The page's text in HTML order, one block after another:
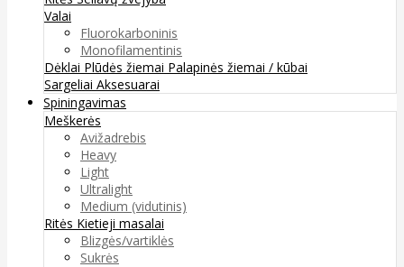
Valai
Fluorokarboninis
Monofilamentinis
Dėklai Plūdės žiemai Palapinės žiemai / kūbai
Sargeliai Aksesuarai
Spiningavimas
Meškerės
Avižadrebis
Heavy
Light
Ultralight
Medium (vidutinis)
Ritės Kietieji masalai
Blizgės/vartiklės
Sukrės